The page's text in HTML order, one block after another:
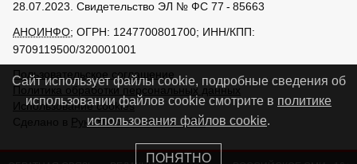
28.07.2023. Свидетельство ЭЛ № ФС 77 - 85663
АНОИНФО; ОГРН: 1247700801700; ИНН/КПП:
9709119500/320001001
Пользовательское соглашение
Политика обработки персональных данных
Использование cookies
Сделано в
РунетЛаб – Сайты и CRM
Сайт использует файлы cookie, подробные сведения об
использовании файлов cookie смотрите в политике
использования файлов cookie.
ПОНЯТНО